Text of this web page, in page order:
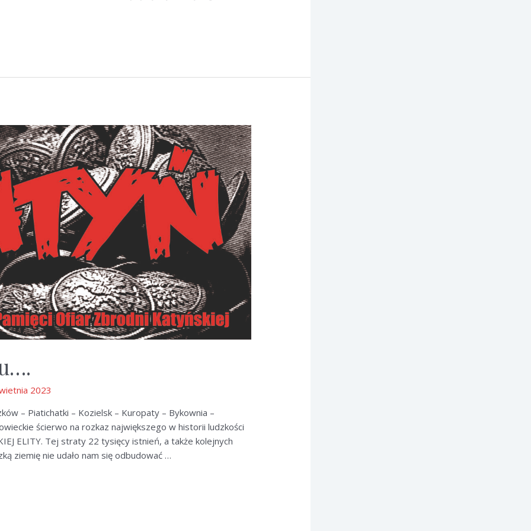
2023
– Piatichatki – Kozielsk – Kuropaty – Bykownia –
ścierwo na rozkaz największego w historii ludzkości
ELITY. Tej straty 22 tysięcy istnień, a także kolejnych
ziemię nie udało nam się odbudować …